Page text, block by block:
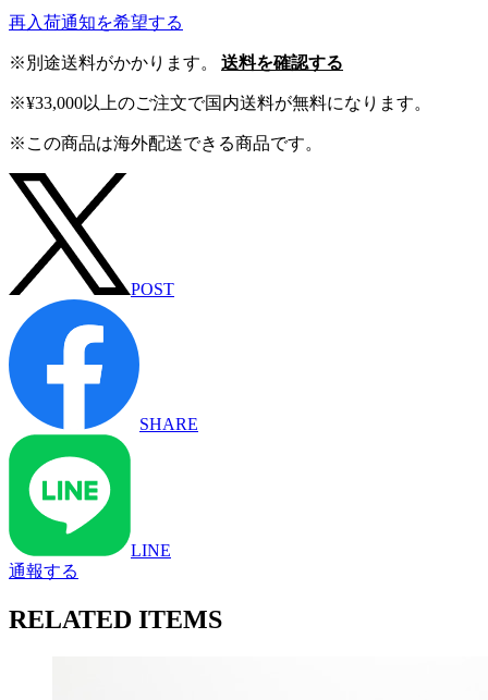
再入荷通知を希望する
※別途送料がかかります。 送料を確認する
※¥33,000以上のご注文で国内送料が無料になります。
※この商品は海外配送できる商品です。
POST
SHARE
LINE
通報する
RELATED ITEMS